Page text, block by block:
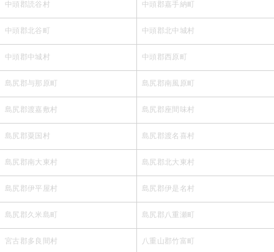
中頭郡読谷村 中頭郡嘉手納町
中頭郡北谷町 中頭郡北中城村
中頭郡中城村 中頭郡西原町
島尻郡与那原町 島尻郡南風原町
島尻郡渡嘉敷村 島尻郡座間味村
島尻郡粟国村 島尻郡渡名喜村
島尻郡南大東村 島尻郡北大東村
島尻郡伊平屋村 島尻郡伊是名村
島尻郡久米島町 島尻郡八重瀬町
宮古郡多良間村 八重山郡竹富町